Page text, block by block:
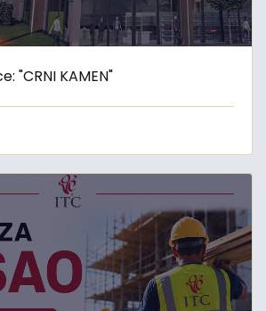
"CRNI KAMEN"